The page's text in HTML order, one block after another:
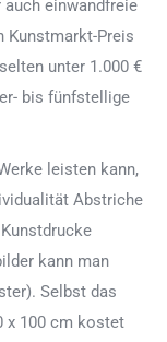
einwandfreie
Kunstmarkt-Preis
unter 1.000 €
bis fünfstellige
leisten kann,
Abstriche
kann man
Selbst das
x 100 cm kostet